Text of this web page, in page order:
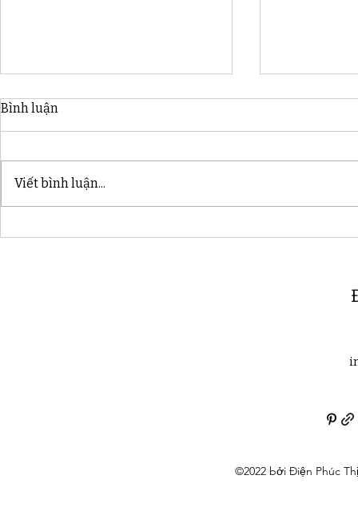
Bình luận
Viết bình luận...
©2022 bởi Điện Phúc